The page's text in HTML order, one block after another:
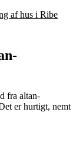
af hus i Ribe
fra altan-
er hurtigt, nemt